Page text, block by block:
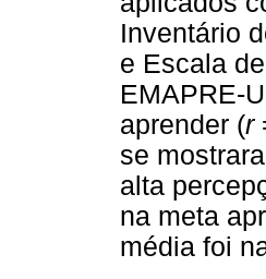
Inventário
e Escala
EMAPRE-
aprender (r
se
alta
na meta
média foi